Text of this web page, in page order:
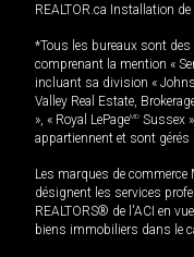
REALTOR.ca Installation
*Tous les bureaux sont
comprenant la mention «
incluant sa division «
Valley Real Estate,
», « Royal LePageMD Sussex
appartiennent et sont gérés
Les marques de
désignent les services
REALTORS® de l'ACI en
biens immobiliers dans le